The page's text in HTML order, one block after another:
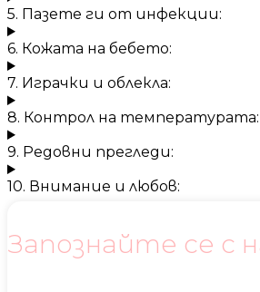
5. Пазете ги от инфекции:
6. Кожата на бебето:
7. Играчки и облекла:
8. Контрол на температурата:
9. Редовни прегледи:
10. Внимание и любов:
Запознайте се с